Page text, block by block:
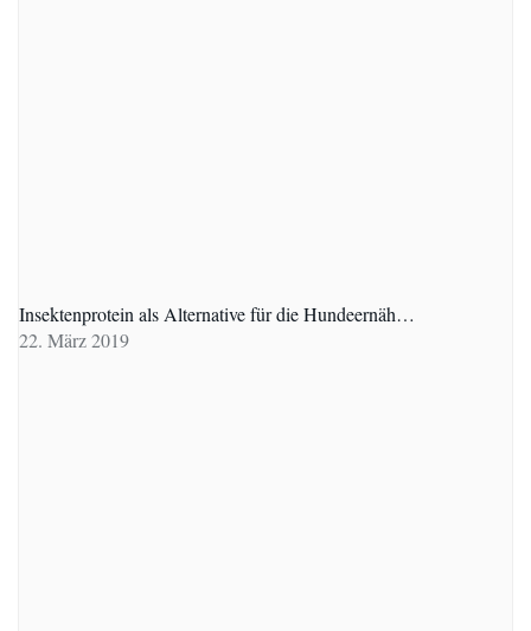
Insektenprotein als Alternative für die Hundeernäh…
22. März 2019